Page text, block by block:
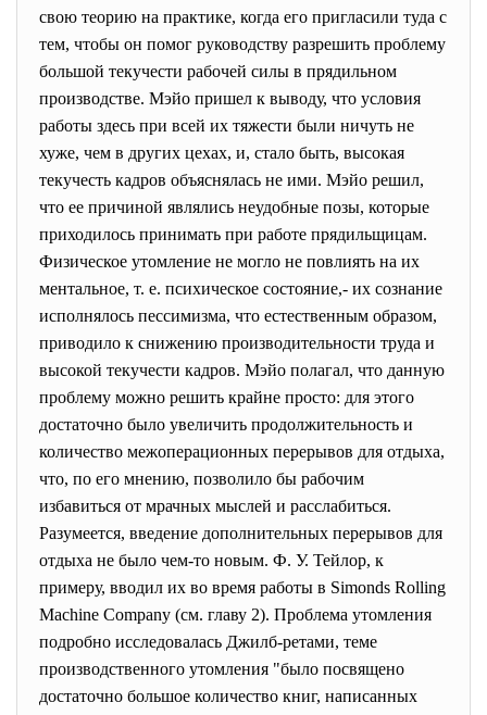
свою теорию на практике, когда его пригласили туда с
тем, чтобы он помог руководству разрешить проблему
большой текучести рабочей силы в прядильном
производстве. Мэйо пришел к выводу, что условия
работы здесь при всей их тяжести были ничуть не
хуже, чем в других цехах, и, стало быть, высокая
текучесть кадров объяснялась не ими. Мэйо решил,
что ее причиной являлись неудобные позы, которые
приходилось принимать при работе прядильщицам.
Физическое утомление не могло не повлиять на их
ментальное, т. е. психическое состояние,- их сознание
исполнялось пессимизма, что естественным образом,
приводило к снижению производительности труда и
высокой текучести кадров. Мэйо полагал, что данную
проблему можно решить крайне просто: для этого
достаточно было увеличить продолжительность и
количество межоперационных перерывов для отдыха,
что, по его мнению, позволило бы рабочим
избавиться от мрачных мыслей и расслабиться.
Разумеется, введение дополнительных перерывов для
отдыха не было чем-то новым. Ф. У. Тейлор, к
примеру, вводил их во время работы в Simonds Rolling
Machine Company (см. главу 2). Проблема утомления
подробно исследовалась Джилб-ретами, теме
производственного утомления "было посвящено
достаточно большое количество книг, написанных